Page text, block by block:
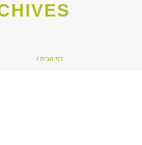
דף הבית /